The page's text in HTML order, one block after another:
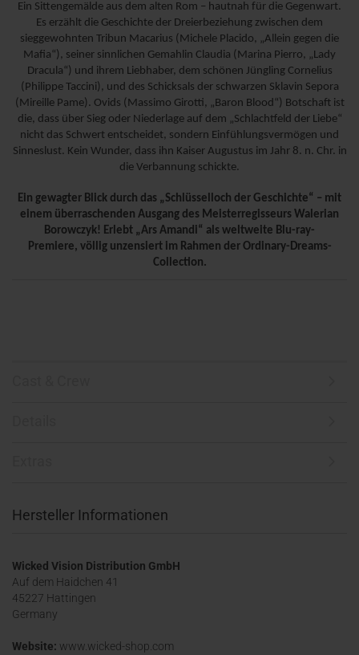
Ein Sittengemälde aus dem alten Rom – hautnah für die Gegenwart.
Es erzählt die Geschichte der Dreierbeziehung zwischen dem
sieggewohnten Tribun Macarius (Michele Placido, „Allein gegen die
Mafia“), seiner sinnlichen Gemahlin Claudia (Marina Pierro, „Lady
Dracula“) und ihrem Liebhaber, dem schönen Jüngling Cornelius
(Philippe Taccini), und des Schicksals der schwarzen Sklavin Sepora
(Mireille Pame). Ovids (Massimo Girotti, „Baron Blood“) Botschaft ist
die, dass über Sieg oder Niederlage auf dem „Schlachtfeld der Liebe“
nicht das Schwert entscheidet, sondern Einfühlungsvermögen und
Sinneslust. Kein Wunder, dass ihn Kaiser Augustus im Jahr 8. n. Chr. in
die Verbannung schickte.
Ein gewagter Blick durch das „Schlüsselloch der Geschichte“ – mit
einem überraschenden Ausgang des Meisterregisseurs Walerian
Borowczyk! Erlebt „Ars Amandi“ als weltweite Blu-ray-
Premiere, völlig unzensiert im Rahmen der Ordinary-Dreams-
Collection.
Hersteller Informationen
Wicked Vision Distribution GmbH
Auf dem Haidchen 41
45227 Hattingen
Germany
Website: www.wicked-shop.com